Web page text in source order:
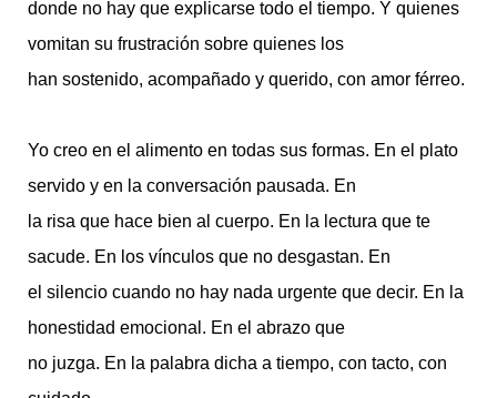
donde no hay que explicarse todo el tiempo. Y quienes
vomitan su frustración sobre quienes los
han sostenido, acompañado y querido, con amor férreo.
Yo creo en el alimento en todas sus formas. En el plato
servido y en la conversación pausada. En
la risa que hace bien al cuerpo. En la lectura que te
sacude. En los vínculos que no desgastan. En
el silencio cuando no hay nada urgente que decir. En la
honestidad emocional. En el abrazo que
no juzga. En la palabra dicha a tiempo, con tacto, con